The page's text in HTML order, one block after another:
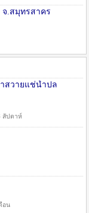
.สมุทรสาคร
สวายแช่น้ำปล
สัปดาห์
อน